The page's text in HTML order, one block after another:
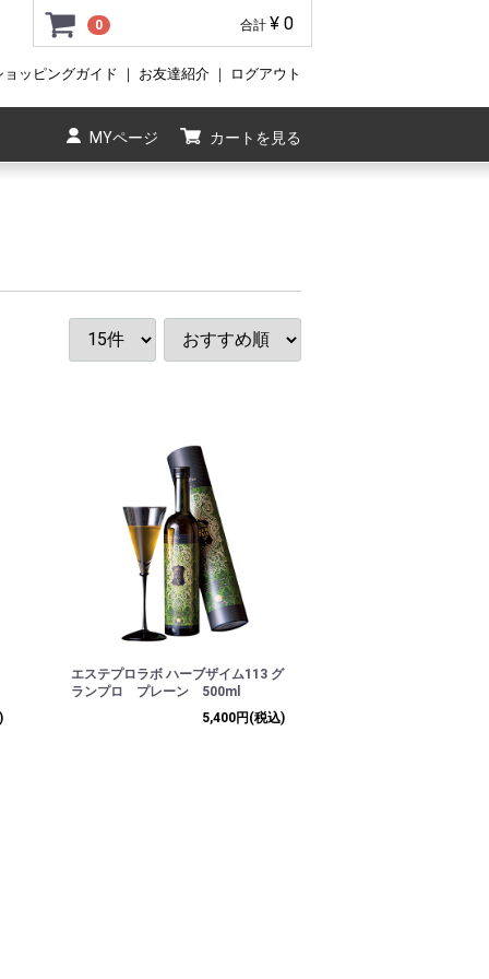
0 合計 ¥ 0
ョッピングガイド ｜ お友達紹介 ｜ ログアウト
MYページ カートを見る
エステプロラボ ハーブザイム113 グ
ランプロ プレーン 500ml
5,400円 (税込)